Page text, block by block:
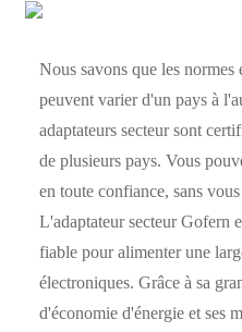
Nous savons que les normes
peuvent varier d'un pays à
adaptateurs secteur sont
de plusieurs pays. Vous
en toute confiance, sans
L'adaptateur secteur Gofern
fiable pour alimenter une
électroniques. Grâce à sa
d'économie d'énergie et ses